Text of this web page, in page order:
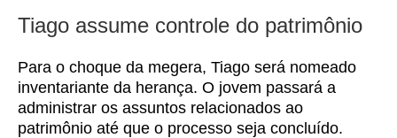
Tiago assume controle do patrimônio
Para o choque da megera, Tiago será nomeado
inventariante da herança. O jovem passará a
administrar os assuntos relacionados ao
patrimônio até que o processo seja concluído.